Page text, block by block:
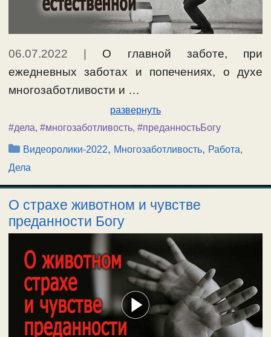
06.07.2022
О главной заботе, при
ежедневных заботах и попечениях, о духе
многозаботливости и …
развернуть
#дела, #многозаботливость, #преданностьБогу
Рубрики
Видеоролики-2022, Многозаботливость, Работа,
Дела
О страхе животном и чувстве
преданности Богу